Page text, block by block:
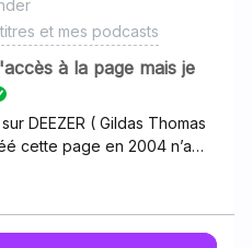
et mes podcasts
à la page mais je
DEEZER ( Gildas Thomas
cette page en 2004 n’a
code UPC.. Or je voudrais
Et donc comment faire
Merci